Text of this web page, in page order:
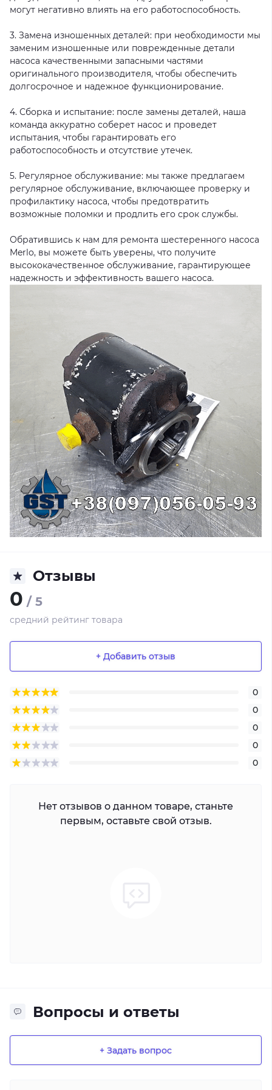
могут негативно влиять на его работоспособность.
3. Замена изношенных деталей: при необходимости мы
заменим изношенные или поврежденные детали
насоса качественными запасными частями
оригинального производителя, чтобы обеспечить
долгосрочное и надежное функционирование.
4. Сборка и испытание: после замены деталей, наша
команда аккуратно соберет насос и проведет
испытания, чтобы гарантировать его
работоспособность и отсутствие утечек.
5. Регулярное обслуживание: мы также предлагаем
регулярное обслуживание, включающее проверку и
профилактику насоса, чтобы предотвратить
возможные поломки и продлить его срок службы.
Обратившись к нам для ремонта шестеренного насоса
Merlo, вы можете быть уверены, что получите
высококачественное обслуживание, гарантирующее
надежность и эффективность вашего насоса.
Отзывы
0 / 5
средний рейтинг товара
+ Добавить отзыв
0
0
0
0
0
Нет отзывов о данном товаре, станьте
первым, оставьте свой отзыв.
Вопросы и ответы
+ Задать вопрос